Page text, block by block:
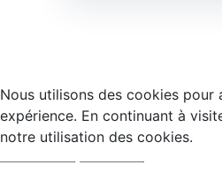
Nous utilisons des cookies pour
expérience. En continuant à
notre utilisation des cookies.